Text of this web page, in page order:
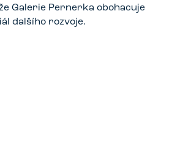
Galerie Pernerka obohacuje
dalšího rozvoje.